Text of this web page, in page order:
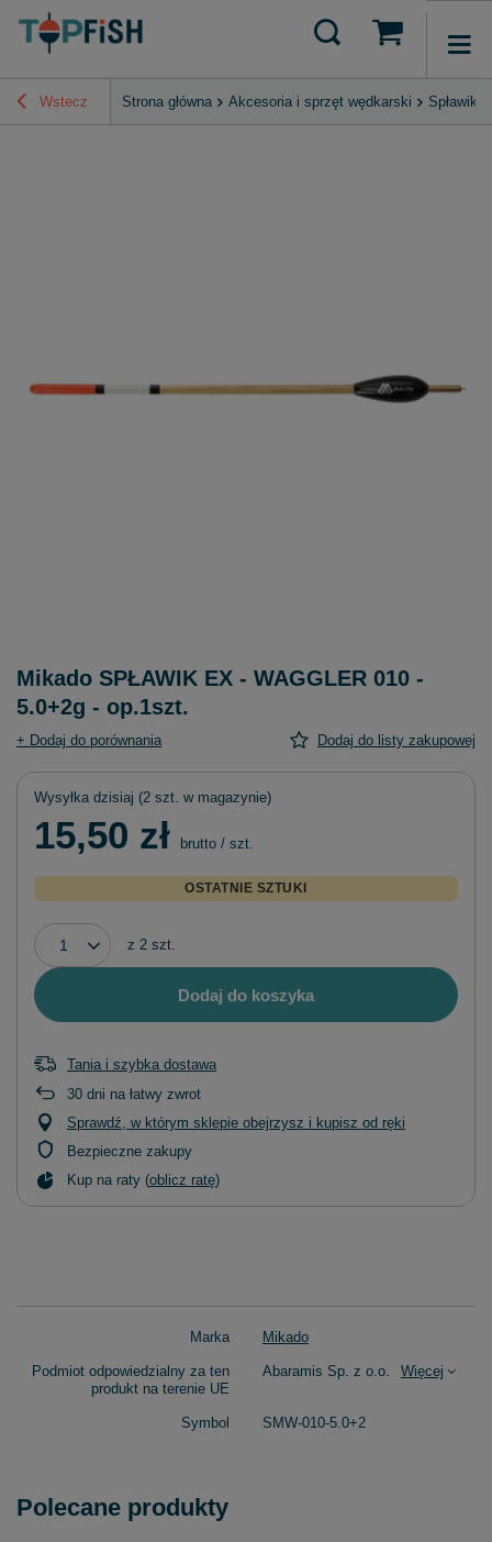
Wstecz Strona główna Akcesoria i sprzęt wędkarski Spławiki
Mikado SPŁAWIK EX - WAGGLER 010 -
5.0+2g - op.1szt.
+ Dodaj do porównania Dodaj do listy zakupowej
Wysyłka dzisiaj (2 szt. w magazynie)
15,50 zł brutto / szt.
OSTATNIE SZTUKI
z 2 szt.
Dodaj do koszyka
Tania i szybka dostawa
30 dni na łatwy zwrot
Sprawdź, w którym sklepie obejrzysz i kupisz od ręki
Bezpieczne zakupy
Kup na raty (oblicz ratę)
Marka Mikado
Podmiot odpowiedzialny za ten
produkt na terenie UE
Abaramis Sp. z o.o. Więcej
Symbol SMW-010-5.0+2
Polecane produkty